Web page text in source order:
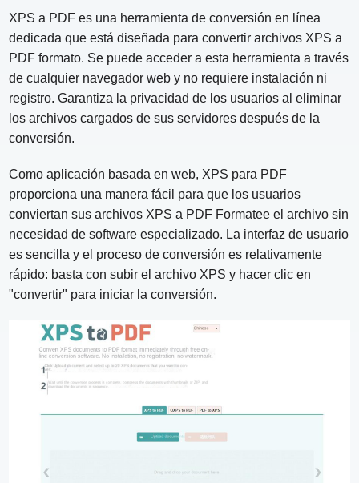
XPS a PDF es una herramienta de conversión en línea
dedicada que está diseñada para convertir archivos XPS a
PDF formato. Se puede acceder a esta herramienta a través
de cualquier navegador web y no requiere instalación ni
registro. Garantiza la privacidad de los usuarios al eliminar
los archivos cargados de sus servidores después de la
conversión.
Como aplicación basada en web, XPS para PDF
proporciona una manera fácil para que los usuarios
conviertan sus archivos XPS a PDF Formatee el archivo sin
necesidad de software especializado. La interfaz de usuario
es sencilla y el proceso de conversión es relativamente
rápido: basta con subir el archivo XPS y hacer clic en
"convertir" para iniciar la conversión.